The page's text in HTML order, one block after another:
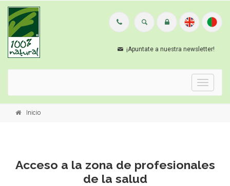
¡Apuntate a nuestra newsletter!
Menu
Inicio
Acceso a la zona de profesionales
de la salud